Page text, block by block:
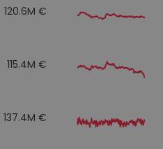
120.6M €
115.4M €
137.4M €